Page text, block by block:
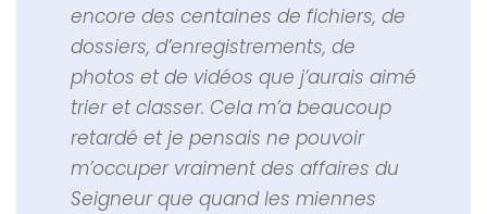
encore des centaines de fichiers, de
dossiers, d’enregistrements, de
photos et de vidéos que j’aurais aimé
trier et classer. Cela m’a beaucoup
retardé et je pensais ne pouvoir
m’occuper vraiment des affaires du
Seigneur que quand les miennes